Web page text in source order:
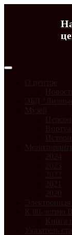
О центре
ЭБД
Музей
2024
2023
2022
2021
2020
К 80-летию
Книга
Указатель